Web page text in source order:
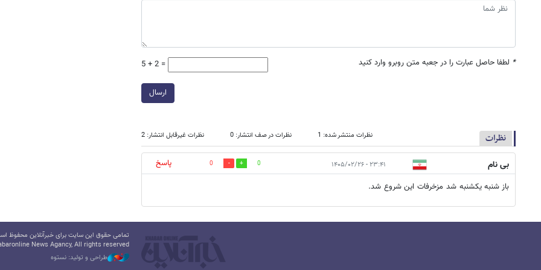
* لطفا حاصل عبارت را در جعبه متن روبرو وارد کنید 5 + 2 =
ارسال
نظرات نظرات منتشر شده: 1 نظرات در صف انتشار: 0 نظرات غیرقابل انتشار: 2
بی نام ۲۳:۴۱ - ۱۴۰۵/۰۲/۲۶ 0
0
پاسخ
باز شنبه یکشنبه شد مزخرفات این شروع شد.
تمامی حقوق این سایت برای خبرآنلاین محفوظ
News Agancy, All rights reserved
طراحی و تولید: نستوه